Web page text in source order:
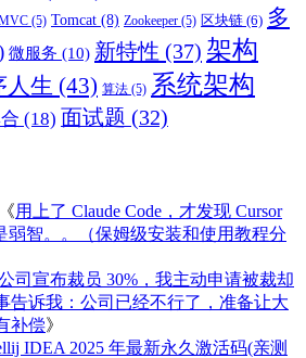
(5) Tomcat (8) Zookeeper (5) 区块链 (6) 多
微服务 (10) 新特性 (37) 架构
人生 (43) 算法 (5) 系统架构
(18) 面试题 (32)
用上了 Claude Code，才发现 Cursor
弱智。。（保姆级安装和使用教程分
司宣布裁员 30%，我主动申请被裁却
告诉我：公司已经不行了，准备让大
补偿》
IDEA 2025 年最新永久激活码(亲测